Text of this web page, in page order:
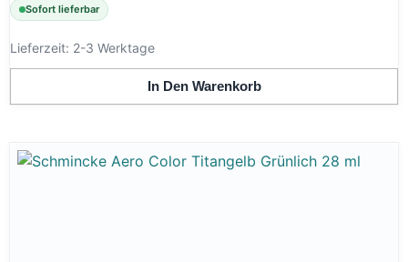
Sofort lieferbar
Lieferzeit: 2-3 Werktage
In Den Warenkorb